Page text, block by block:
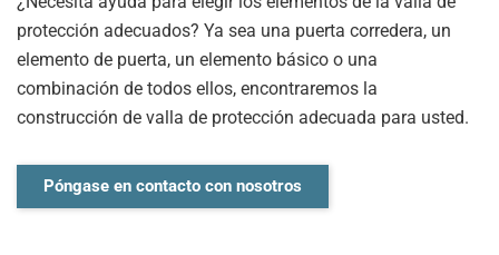
protección adecuados? Ya sea una puerta corredera, un
elemento de puerta, un elemento básico o una
combinación de todos ellos, encontraremos la
construcción de valla de protección adecuada para usted.
Póngase en contacto con nosotros